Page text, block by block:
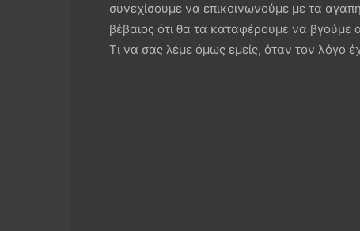
συνεχίσουμε να επικοινωνούμε με τα
βέβαιος ότι θα τα καταφέρουμε να βγούμε
Τι να σας λέμε όμως εμείς, όταν τον λόγο